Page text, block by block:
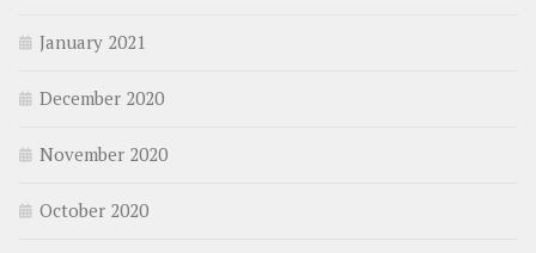
January 2021
December 2020
November 2020
October 2020